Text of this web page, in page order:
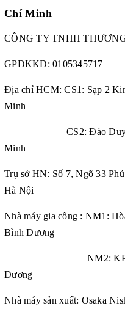
Chí Minh
CÔNG TY TNHH
GPĐKKD: 0105345717
Địa chỉ HCM: CS1: Sạp 2
Minh
CS2: Đào Duy Anh,
Minh
Trụ sở HN: Số 7, Ngõ 33
Hà Nội
Nhà máy gia công : NM1:
Bình Dương
NM2: KP4, P. An
Dương
Nhà máy sản xuất: Osaka